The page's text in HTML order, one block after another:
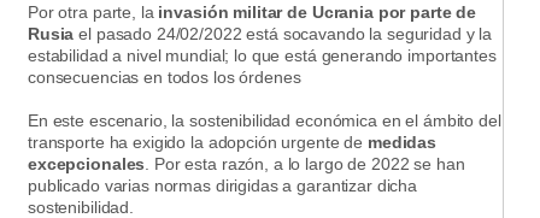
Por otra parte, la invasión militar de Ucrania por parte de
Rusia el pasado 24/02/2022 está socavando la seguridad y la
estabilidad a nivel mundial; lo que está generando importantes
consecuencias en todos los órdenes
En este escenario, la sostenibilidad económica en el ámbito del
transporte ha exigido la adopción urgente de medidas
excepcionales . Por esta razón, a lo largo de 2022 se han
publicado varias normas dirigidas a garantizar dicha
sostenibilidad.